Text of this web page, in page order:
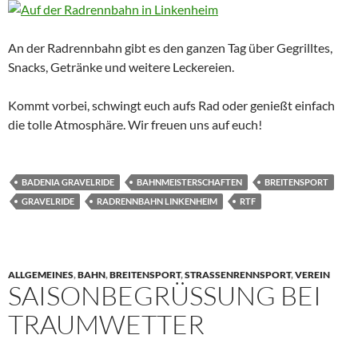
An der Radrennbahn gibt es den ganzen Tag über Gegrilltes,
Snacks, Getränke und weitere Leckereien.
Kommt vorbei, schwingt euch aufs Rad oder genießt einfach
die tolle Atmosphäre. Wir freuen uns auf euch!
BADENIA GRAVELRIDE BAHNMEISTERSCHAFTEN
BREITENSPORT
GRAVELRIDE
RADRENNBAHN LINKENHEIM RTF
ALLGEMEINES,BAHN,BREITENSPORT,STRASSENRENNSPORT ,VEREIN
SAISONBEGRÜSSUNG BEI T
RAUMWETTER